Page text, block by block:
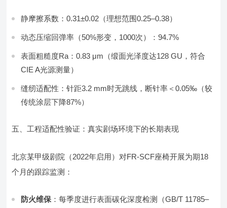
静摩擦系数：0.31±0.02（理想范围0.25–0.38）
动态压缩回弹率（50%形变，1000次）：94.7%
表面粗糙度Ra：0.83 μm（缎面光泽度达128 GU，符合
CIE A光源测量）
缝纫适配性：针距3.2 mm时无跳线，断针率＜0.05‰（较
传统涂层下降87%）
五、工程适配性验证：真实剧场环境下的长期表现
北京某甲级剧院（2022年启用）对FR-SCF座椅开展为期18
个月的跟踪监测：
防火维保 ：每季度进行表面碳化深度检测（GB/T 11785–